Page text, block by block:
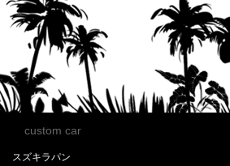
custom car
スズキラパン